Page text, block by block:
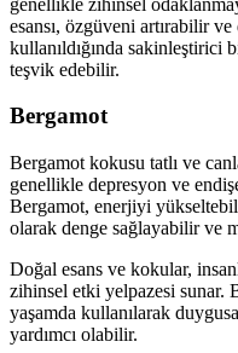
esansı, özgüveni artırabilir
kullanıldığında sakinleştirici
teşvik edebilir.
Bergamot
Bergamot kokusu tatlı ve
genellikle depresyon ve
Bergamot, enerjiyi
olarak denge sağlayabilir ve
Doğal esans ve kokular,
zihinsel etki yelpazesi sunar.
yaşamda kullanılarak
yardımcı olabilir.